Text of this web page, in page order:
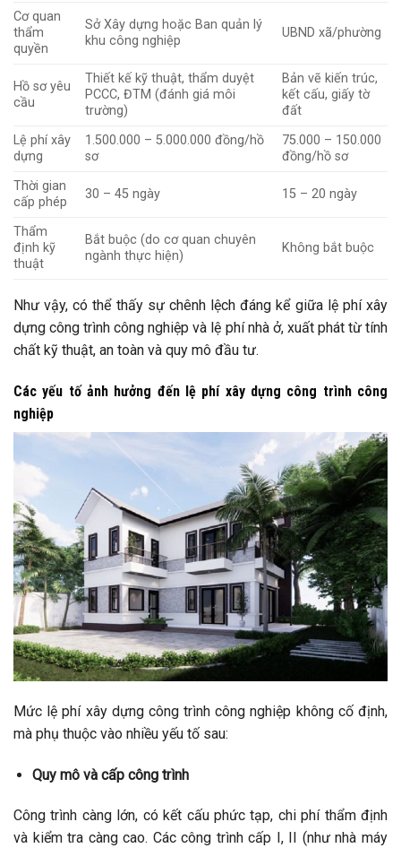
Cơ quan
thẩm
quyền
Sở Xây dựng hoặc Ban quản lý
khu công nghiệp
UBND xã/phường
Hồ sơ yêu
cầu
Thiết kế kỹ thuật, thẩm duyệt
PCCC, ĐTM (đánh giá môi
trường)
Bản vẽ kiến trúc,
kết cấu, giấy tờ
đất
Lệ phí xây
dựng
1.500.000 – 5.000.000 đồng/hồ
sơ
75.000 – 150.000
đồng/hồ sơ
Thời gian
cấp phép
30 – 45 ngày 15 – 20 ngày
Thẩm
định kỹ
thuật
Bắt buộc (do cơ quan chuyên
ngành thực hiện)
Không bắt buộc
Như vậy, có thể thấy sự chênh lệch đáng kể giữa lệ phí xây
dựng công trình công nghiệp và lệ phí nhà ở, xuất phát từ tính
chất kỹ thuật, an toàn và quy mô đầu tư.
Các yếu tố ảnh hưởng đến lệ phí xây dựng công trình công
nghiệp
Mức lệ phí xây dựng công trình công nghiệp không cố định,
mà phụ thuộc vào nhiều yếu tố sau:
Quy mô và cấp công trình
Công trình càng lớn, có kết cấu phức tạp, chi phí thẩm định
và kiểm tra càng cao. Các công trình cấp I, II (như nhà máy